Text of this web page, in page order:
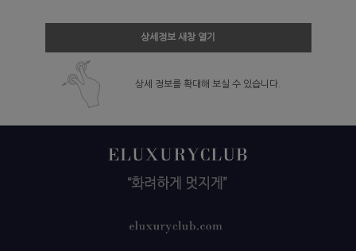
상세정보 새창 열기
상세 정보를 확대해 보실 수 있습니다.